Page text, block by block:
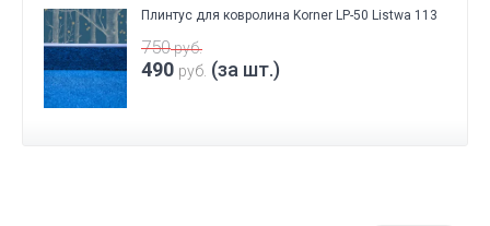
Плинтус для ковролина Korner LP-50 Listwa 113
750руб.
490 руб. (за шт.)